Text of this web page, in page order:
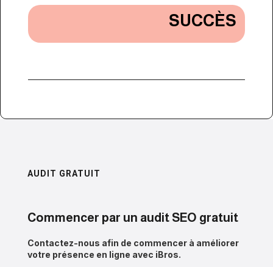
SUCCÈS
AUDIT GRATUIT
Commencer par un audit SEO gratuit
Contactez-nous afin de commencer à améliorer
votre présence en ligne avec iBros.